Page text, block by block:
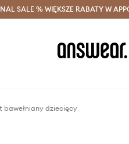
Answear Club > Dostawa
SALE % WIĘKSZE RABATY W
bawełniany dziecięcy